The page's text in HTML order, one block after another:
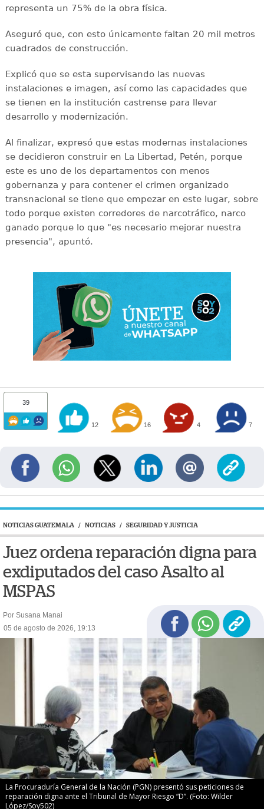
representa un 75% de la obra física.
Aseguró que, con esto únicamente faltan 20 mil metros
cuadrados de construcción.
Explicó que se esta supervisando las nuevas
instalaciones e imagen, así como las capacidades que
se tienen en la institución castrense para llevar
desarrollo y modernización.
Al finalizar, expresó que estas modernas instalaciones
se decidieron construir en La Libertad, Petén, porque
este es uno de los departamentos con menos
gobernanza y para contener el crimen organizado
transnacional se tiene que empezar en este lugar, sobre
todo porque existen corredores de narcotráfico, narco
ganado porque lo que "es necesario mejorar nuestra
presencia", apuntó.
39
12 16 4 7
NOTICIAS GUATEMALA / NOTICIAS / SEGURIDAD Y JUSTICIA
Juez ordena reparación digna para
exdiputados del caso Asalto al
MSPAS
Por Susana Manai
05 de agosto de 2026, 19:13
La Procuraduría General de la Nación (PGN) presentó sus peticiones de
reparación digna ante el Tribunal de Mayor Riesgo “D”. (Foto: Wilder
López/Soy502)